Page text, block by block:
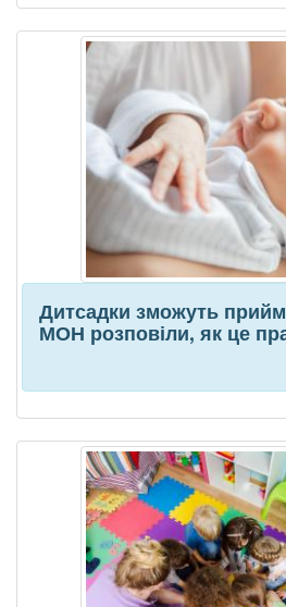
Дитсадки зможуть
МОН розповіли, як це